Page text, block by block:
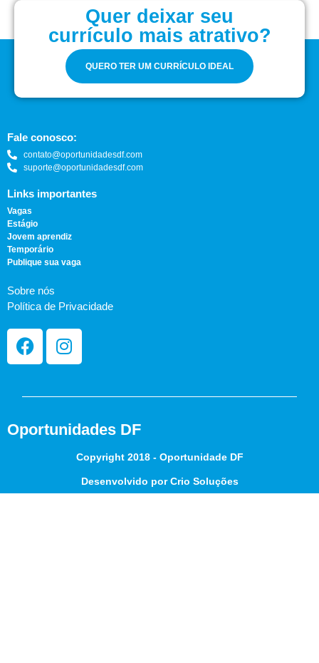
Quer deixar seu
currículo mais atrativo?
QUERO TER UM CURRÍCULO IDEAL
Fale conosco:
contato@oportunidadesdf.com
suporte@oportunidadesdf.com
Links importantes
Vagas
Estágio
Jovem aprendiz
Temporário
Publique sua vaga
Sobre nós
Política de Privacidade
Oportunidades DF
Copyright 2018 - Oportunidade DF
Desenvolvido por Crio Soluções